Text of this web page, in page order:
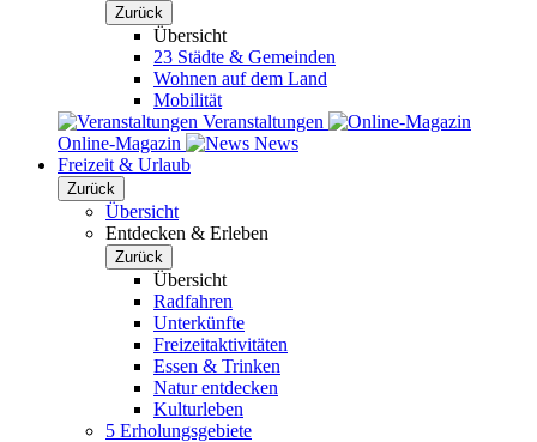
Zurück
Übersicht
23 Städte & Gemeinden
Wohnen auf dem Land
Mobilität
Veranstaltungen
Online-Magazin
News
Freizeit & Urlaub
Zurück
Übersicht
Entdecken & Erleben
Zurück
Übersicht
Radfahren
Unterkünfte
Freizeitaktivitäten
Essen & Trinken
Natur entdecken
Kulturleben
5 Erholungsgebiete